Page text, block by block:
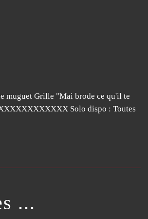
muguet Grille "Mai brode ce qu'il te
Solo dispo : Toutes
...